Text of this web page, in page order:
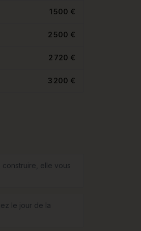
1 500 €
2 500 €
2 720 €
3 200 €
construire, elle vous
le jour de la